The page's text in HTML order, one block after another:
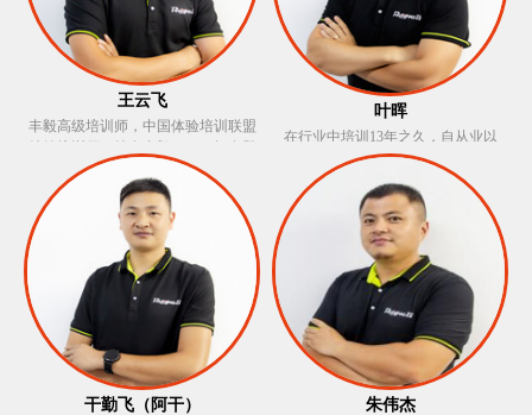
王云飞
丰毅高级培训师，中国体验培训联盟
特约培训师，持有丰毅OCT。拥有登
山教练资格证，水上救生员、红十字
急救等证书，户外经验技能丰富，培
训中富于激情、极强责任心、注重细
节善于引导参训学员，将培训过程中
的高潮低谷结合于学员心态。
叶晖
在行业中培训13年之久，自从业以
来，广泛学习，以严谨求实的态度在
每一次的培训过程详细贯彻受训单位
的培训意图。针对于生产型，销售型
企业培训，基层员工培训以及企业归
属感类培训均有着丰富的经验和深入
的理解，获得很多客户的认可及肯
定。 培训风格：严谨稳重，语言生动
活泼，于严谨中透露出幽默的闪光，
以正人，正务，正气贯穿培训过程。
培训信念：找到制约自己的玻璃天花
板，勇敢的打破它，发掘自我的真正
价值！
干勤飞（阿干） 朱伟杰